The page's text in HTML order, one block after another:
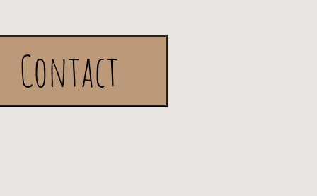
Contact